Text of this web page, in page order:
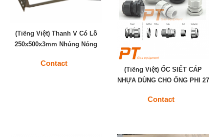
(Tiếng Việt) Thanh V Có Lỗ
250x500x3mm Nhúng Nóng
Contact
(Tiếng Việt) ỐC SIẾT CÁP
NHỰA DÙNG CHO ỐNG PHI 27
Contact